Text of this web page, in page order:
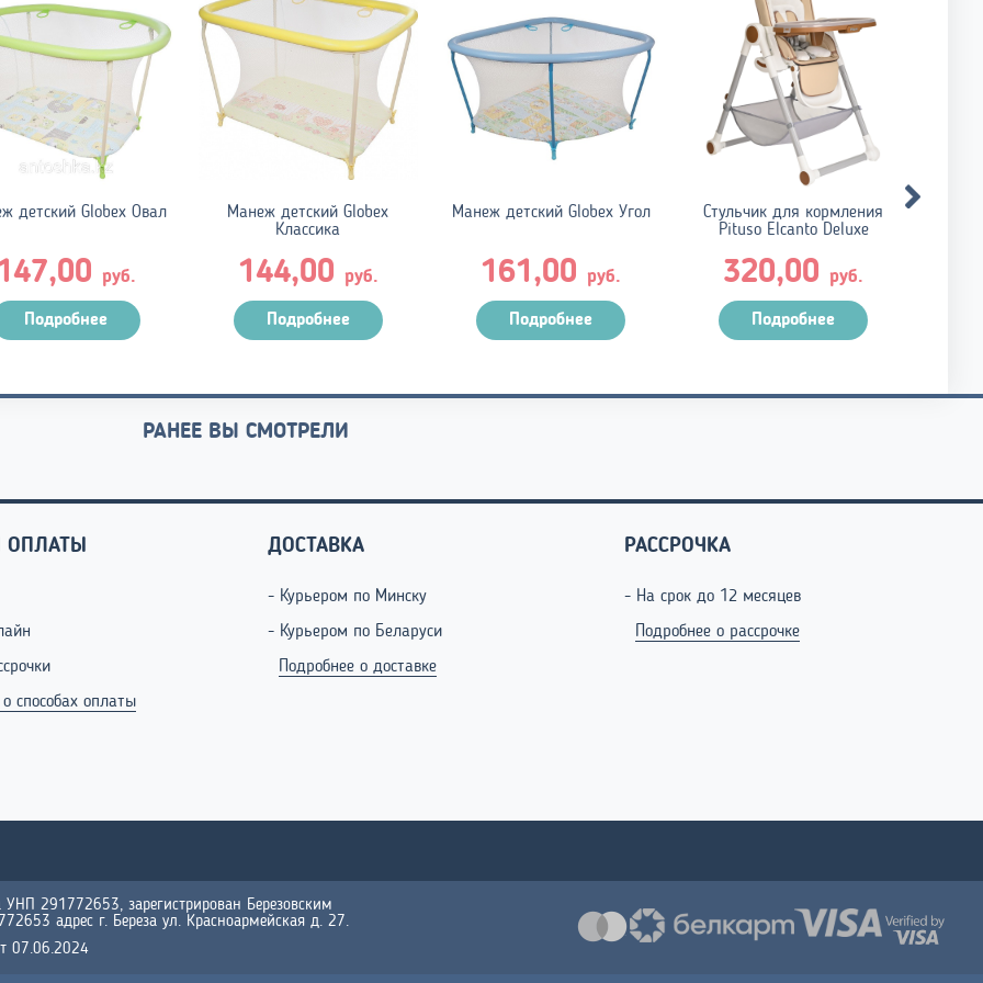
детский Globex Овал
руб.
Подробнее
Манеж детский Globex
Классика
144,00 руб.
Подробнее
Манеж детский Globex Угол
161,00руб.
Подробнее
Стульчик для кормления
Pituso Elcanto Deluxe
320,00руб.
Подробнее
РАНЕЕ ВЫ СМОТРЕЛИ
ОПЛАТЫ
способах оплаты
ДОСТАВКА
- Курьером по Минску
- Курьером по Беларуси
Подробнее о доставке
РАССРОЧКА
- На срок до 12 месяцев
Подробнее о рассрочке
291772653, зарегистрирован Березовским
адрес г. Береза ул. Красноармейская д. 27.
07.06.2024